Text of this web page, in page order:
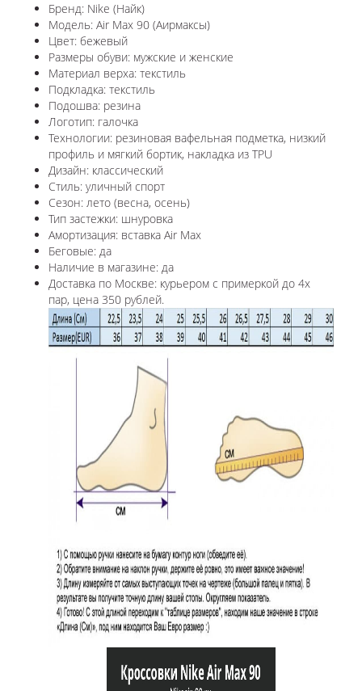
Бренд: Nike (Найк)
Модель: Air Max 90 (Аирмаксы)
Цвет: бежевый
Размеры обуви: мужские и женские
Материал верха: текстиль
Подкладка: текстиль
Подошва: резина
Логотип: галочка
Технологии: резиновая вафельная подметка, низкий
профиль и мягкий бортик, накладка из TPU
Дизайн: классический
Стиль: уличный спорт
Сезон: лето (весна, осень)
Тип застежки: шнуровка
Амортизация: вставка Air Max
Беговые: да
Наличие в магазине: да
Доставка по Москве: курьером с примеркой до 4х
пар, цена 350 рублей.